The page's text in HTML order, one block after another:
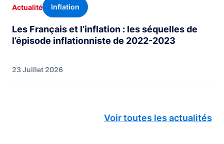
Actualité Inflation
Les Français et l’inflation : les séquelles de
l’épisode inflationniste de 2022-2023
23 Juillet 2026
Voir toutes les actualités